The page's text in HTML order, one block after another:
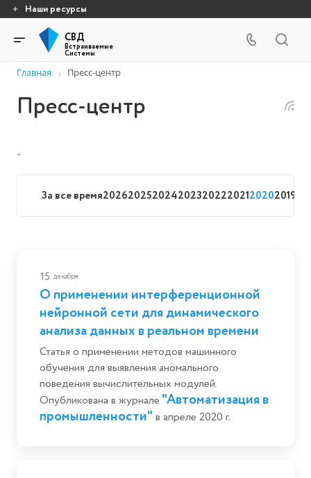
Наши ресурсы
СВД
Встраиваемые
Системы
Главная Пресс-центр
Пресс-центр
-
За все время20262025202420232022202120202019
15 декабря
О применении интерференционной
нейронной сети для динамического
анализа данных в реальном времени
Статья о применении методов машинного
обучения для выявления аномального
поведения вычислительных модулей.
Опубликована в журнале "Автоматизация в
промышленности" в апреле 2020 г.